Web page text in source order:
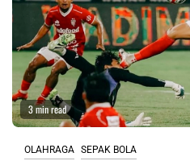
3 min read
OLAHRAGA SEPAK BOLA